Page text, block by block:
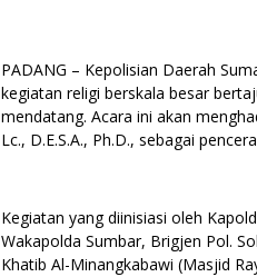
PADANG – Kepolisian Daerah
kegiatan religi berskala besar
mendatang. Acara ini akan
Lc., D.E.S.A., Ph.D., sebagai
Kegiatan yang diinisiasi oleh
Wakapolda Sumbar, Brigjen Pol.
Khatib Al-Minangkabawi (Masjid